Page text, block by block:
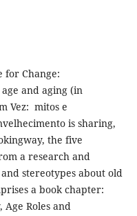
for Change:
and aging (in
Vez: mitos e
is sharing,
the five
a research and
stereotypes about old
a book chapter:
Roles and